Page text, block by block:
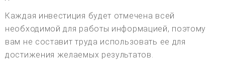
Каждая инвестиция будет отмечена всей
необходимой для работы информацией, поэтому
вам не составит труда использовать ее для
достижения желаемых результатов.